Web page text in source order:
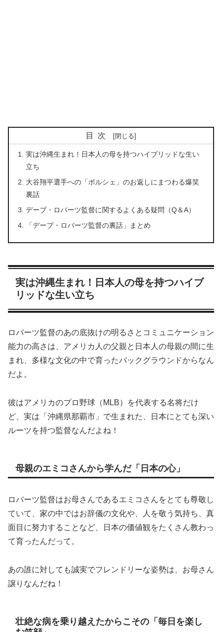
目次
実は沖縄生まれ！日本人の母を持つハイブリッドな生い
立ち
大谷翔平選手への「ポルシェ」のお返しにまつわる爆笑
裏話
デーブ・ロバーツ監督に関するよくある疑問（Q＆A）
「デーブ・ロバーツ監督の裏話」まとめ
実は沖縄生まれ！日本人の母を持つハイブ
リッドな生い立ち
ロバーツ監督のあの底抜けの明るさとコミュニケーション
能力の高さは、アメリカ人の父親と日本人の母親の間に生
まれ、多様な文化の中で育ったバックグラウンドからなん
だよ。
彼はアメリカのプロ野球（MLB）を代表する名将だけ
ど、実は「沖縄県那覇市」で生まれた、日本にとても深い
ルーツを持つ監督なんだよね！
母親のエミコさんから学んだ「日本の心」
ロバーツ監督はお母さんであるエミコさんをとても尊敬し
ていて、家の中ではお辞儀の文化や、人を敬う気持ち、真
面目に努力することなど、日本の価値観をたくさん教わっ
て育ったんだって。
あの誰に対しても誠実でフレンドリーな姿勢は、お母さん
譲りなんだね！
壮絶な病を乗り越えたからこその「毎日を楽し